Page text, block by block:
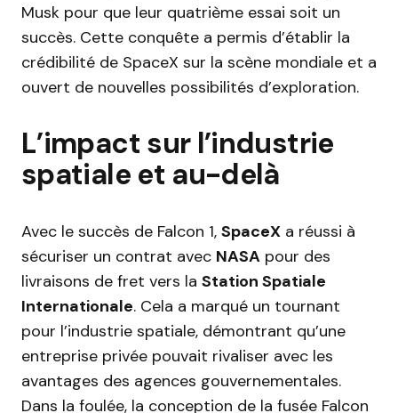
Musk pour que leur quatrième essai soit un
succès. Cette conquête a permis d’établir la
crédibilité de SpaceX sur la scène mondiale et a
ouvert de nouvelles possibilités d’exploration.
L’impact sur l’industrie
spatiale et au-delà
Avec le succès de Falcon 1, SpaceX a réussi à
sécuriser un contrat avec NASA pour des
livraisons de fret vers la Station Spatiale
Internationale. Cela a marqué un tournant
pour l’industrie spatiale, démontrant qu’une
entreprise privée pouvait rivaliser avec les
avantages des agences gouvernementales.
Dans la foulée, la conception de la fusée Falcon